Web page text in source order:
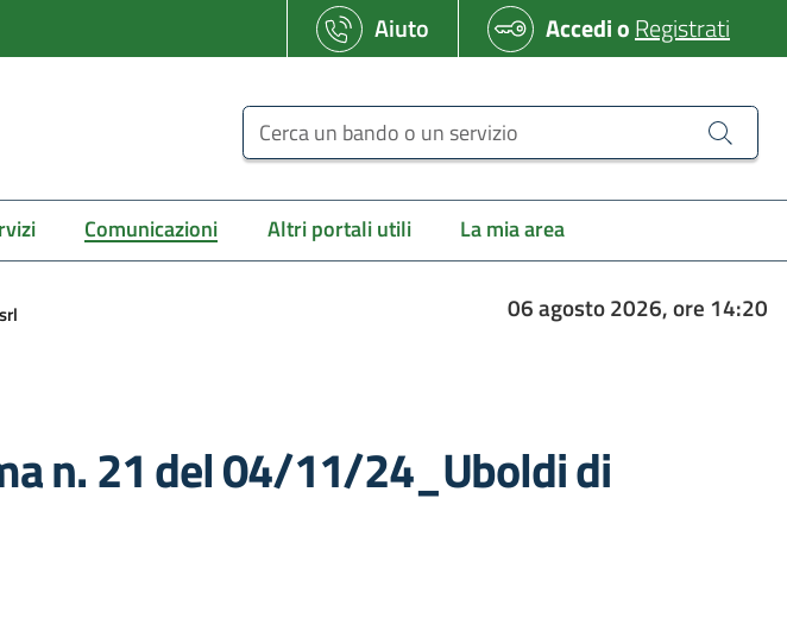
Aiuto AccedioRegistrati
Cerca un bando o un servizio
Comunicazioni Altri portali utili La mia area
06 agosto 2026, ore 14:20
n. 21 del 04/11/24_Uboldi di